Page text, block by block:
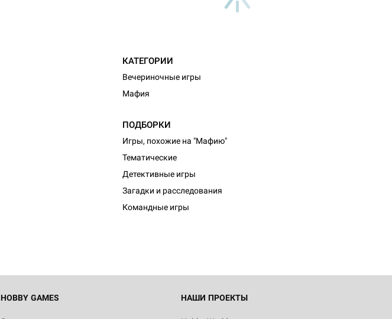
КАТЕГОРИИ
Вечериночные игры
Мафия
ПОДБОРКИ
Игры, похожие на "Мафию"
Тематические
Детективные игры
Загадки и расследования
Командные игры
HOBBY GAMES НАШИ ПРОЕКТЫ
Настольная игра Hobby World Монстры
Белая смерть
12 990